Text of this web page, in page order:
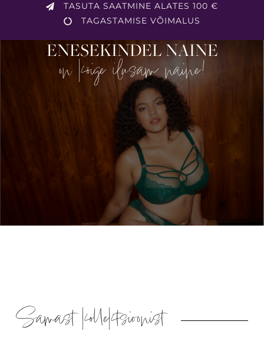
TASUTA SAATMINE ALATES 100 €
TAGASTAMISE VÕIMALUS
ENESEKINDEL NAINE
on kõige ilusam naine!
Samast kollektsioonist